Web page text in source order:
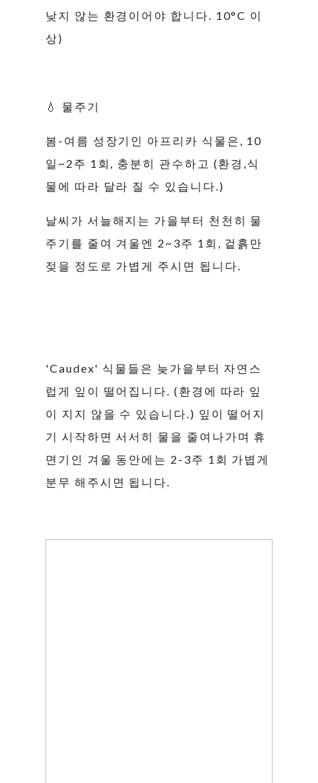
낮지 않는 환경이어야 합니다. 10°C 이
상)
💧 물주기
봄-여름 성장기인 아프리카 식물은, 10
일~2주 1회, 충분히 관수하고 (환경,식
물에 따라 달라 질 수 있습니다.)
날씨가 서늘해지는 가을부터 천천히 물
주기를 줄여 겨울엔 2~3주 1회, 겉흙만
젖을 정도로 가볍게 주시면 됩니다.
'Caudex' 식물들은 늦가을부터 자연스
럽게 잎이 떨어집니다. (환경에 따라 잎
이 지지 않을 수 있습니다.) 잎이 떨어지
기 시작하면 서서히 물을 줄여나가며 휴
면기인 겨울 동안에는 2-3주 1회 가볍게
분무 해주시면 됩니다.